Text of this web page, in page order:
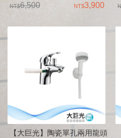
6,500
3,900
【大巨光】陶瓷單孔兩用龍頭